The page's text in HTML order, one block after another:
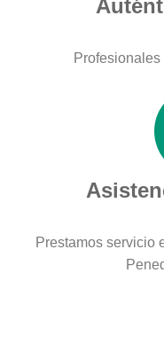
Prestamos servicio